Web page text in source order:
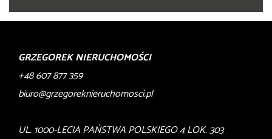
GRZEGOREK NIERUCHOMOŚCI
+48 607 877 359
biuro@grzegoreknieruchomosci.pl
UL. 1000-LECIA PAŃSTWA POLSKIEGO 4 LOK. 303